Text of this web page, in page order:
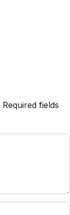
Required fields